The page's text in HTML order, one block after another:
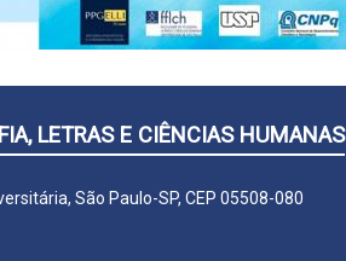
LETRAS E CIÊNCIAS HUMANAS
São Paulo-SP, CEP 05508-080